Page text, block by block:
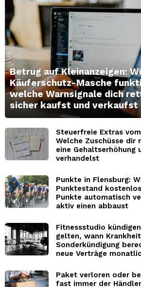
Betrug auf Kleinanzeigen:
Käuferschutz-Masche
welche Warnsignale dich
sicher kaufst und verkaufst
Steuerfreie Extras
Welche Zuschüsse dir
eine Gehaltserhöhung
verhandelst
Punkte in Flensburg:
Punktestand
Punkte automatisch
aktiv einen abbaust
Fitnessstudio
gelten, wann
Sonderkündigung
neue Verträge
Paket verloren oder
fast immer der